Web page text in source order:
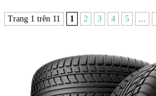
Trang 1 trên 11 1 2 3 4 5 ...